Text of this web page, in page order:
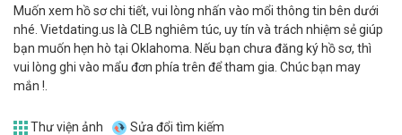
Muốn xem hồ sơ chi tiết, vui lòng nhấn vào mổi thông tin bên dưới
nhé. Vietdating.us là CLB nghiêm túc, uy tín và trách nhiệm sẻ giúp
bạn muốn hẹn hò tại Oklahoma. Nếu bạn chưa đăng ký hồ sơ, thì
vui lòng ghi vào mẩu đơn phía trên để tham gia. Chúc bạn may
mắn !.
Thư viện ảnh Sửa đổi tìm kiếm